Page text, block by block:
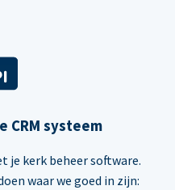
CRM systeem
je kerk beheer software.
waar we goed in zijn: